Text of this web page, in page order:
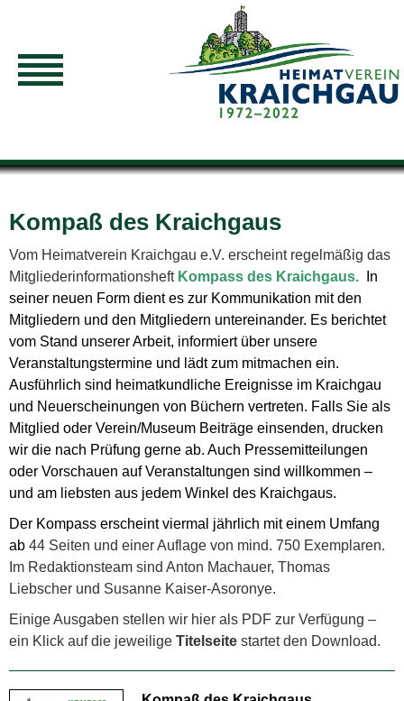
Kompaß des Kraichgaus
Vom Heimatverein Kraichgau e.V. erscheint regelmäßig das
Mitgliederinformationsheft Kompass des Kraichgaus.
In
seiner neuen Form dient es zur Kommunikation mit den
Mitgliedern und den Mitgliedern untereinander. Es berichtet
vom Stand unserer Arbeit, informiert über unsere
Veranstaltungstermine und lädt zum mitmachen ein.
Ausführlich sind heimatkundliche Ereignisse im Kraichgau
und Neuerscheinungen von Büchern vertreten. Falls Sie als
Mitglied oder Verein/Museum Beiträge einsenden, drucken
wir die nach Prüfung gerne ab. Auch Pressemitteilungen
oder Vorschauen auf Veranstaltungen sind willkommen –
und am liebsten aus jedem Winkel des Kraichgaus.
Der Kompass erscheint viermal jährlich mit einem Umfang
ab 44 Seiten und einer Auflage von mind. 750 Exemplaren.
Im Redaktionsteam sind Anton Machauer, Thomas
Liebscher und Susanne Kaiser-Asoronye.
Einige Ausgaben stellen wir hier als PDF zur Verfügung –
ein Klick auf die jeweilige Titelseite startet den Download.